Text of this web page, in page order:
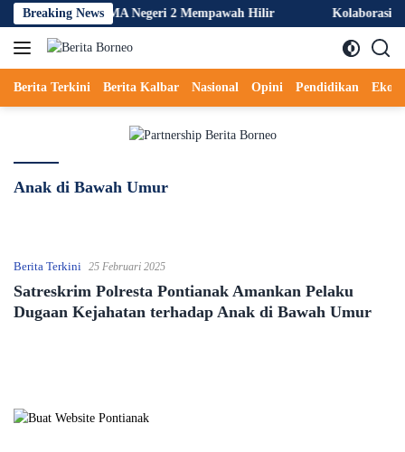
Langsung
ke
konten
Breaking News
Tengah 3 di SMA Negeri 2 Mempawah Hilir Kolaborasi
Berita Terkini Berita Kalbar Nasional Opini Pendidikan
Anak di Bawah Umur
Berita Terkini 25 Februari 2025
Satreskrim Polresta Pontianak Amankan Pelaku
Dugaan Kejahatan terhadap Anak di Bawah Umur